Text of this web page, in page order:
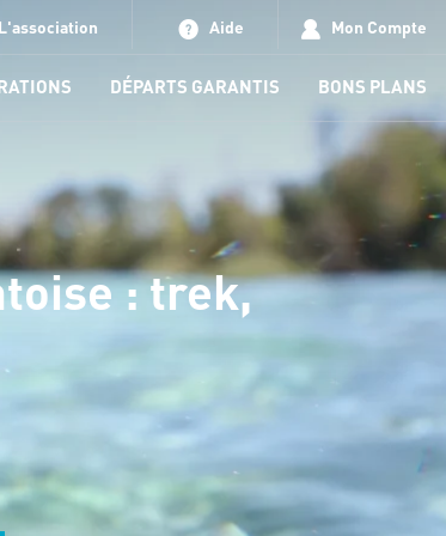
L'association Aide Mon Compte
DÉPARTS GARANTIS BONS PLANS
: trek,